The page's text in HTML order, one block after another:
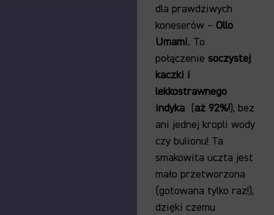
dla prawdziwych
koneserów – Ollo
Umami. To
połączenie soczystej
kaczki i
lekkostrawnego
indyka (aż 92%!), bez
ani jednej kropli wody
czy bulionu! Ta
smakowita uczta jest
mało przetworzona
(gotowana tylko raz!),
dzięki czemu